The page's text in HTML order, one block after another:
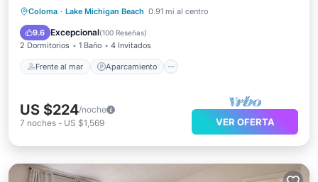
Coloma · Lake Michigan Beach 0.91 mi al centro
9.6 Excepcional(100 Reseñas)
2 Dormitorios 1 Baño 4 Invitados
Frente al mar Aparcamiento
Frente al mar
Aparcamiento
Vista al mar
US $224/noche
7 noches - US $1,569 VER OFERTA